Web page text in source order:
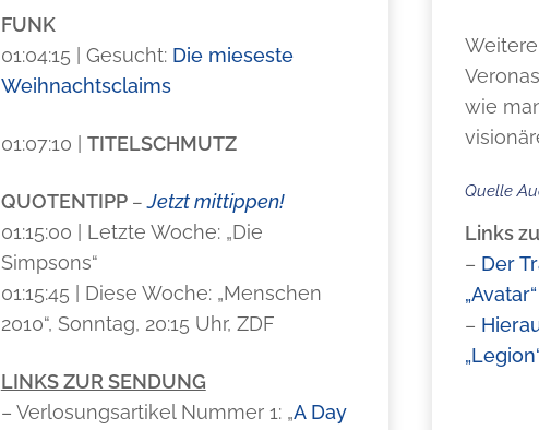
FUNK
01:04:15 | Gesucht: Die mieseste
Weihnachtsclaims
01:07:10 | TITELSCHMUTZ
QUOTENTIPP –Jetzt mittippen!
01:15:00 | Letzte Woche: „Die
Simpsons“
01:15:45 | Diese Woche: „Menschen
2010“, Sonntag, 20:15 Uhr, ZDF
LINKS ZUR SENDUNG
– Verlosungsartikel Nummer 1: „A Day
Weitere
wie
Quelle
Links
– Der
„Avatar“
–